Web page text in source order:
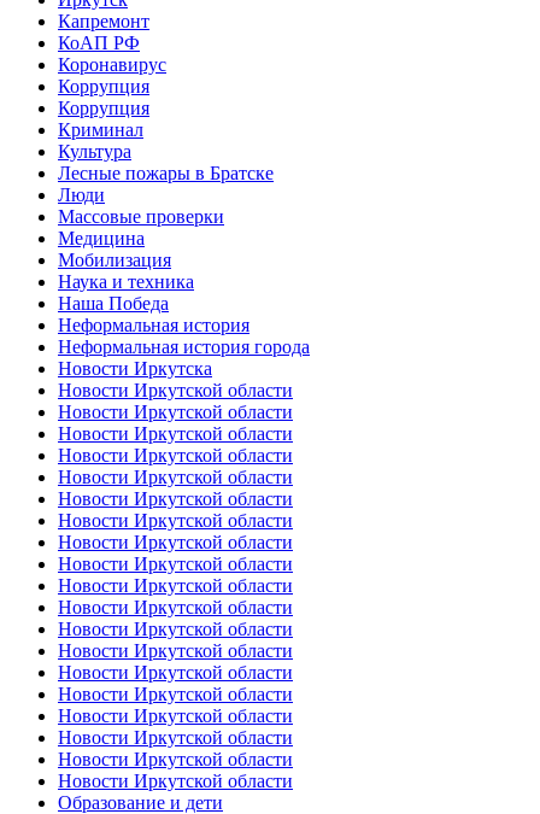
Капремонт
КоАП РФ
Коронавирус
Коррупция
Коррупция
Криминал
Культура
Лесные пожары в Братске
Люди
Массовые проверки
Медицина
Мобилизация
Наука и техника
Наша Победа
Неформальная история
Неформальная история города
Новости Иркутска
Новости Иркутской области
Новости Иркутской области
Новости Иркутской области
Новости Иркутской области
Новости Иркутской области
Новости Иркутской области
Новости Иркутской области
Новости Иркутской области
Новости Иркутской области
Новости Иркутской области
Новости Иркутской области
Новости Иркутской области
Новости Иркутской области
Новости Иркутской области
Новости Иркутской области
Новости Иркутской области
Новости Иркутской области
Новости Иркутской области
Новости Иркутской области
Образование и дети